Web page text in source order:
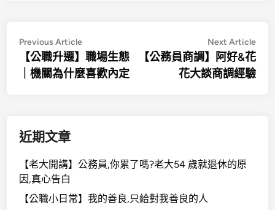
文
章
導
Previous ArticlePrevious
article:
【公職升遷】職場生態
｜機關為什麼喜歡內定
Next Article
【公務員商調】阿好&花
花大談商調經驗
近期文章
【老大開講】公務員,你累了嗎?老大54 歲就退休的原
因,真心告白
【公職小日常】我的善良,只給對我善良的人